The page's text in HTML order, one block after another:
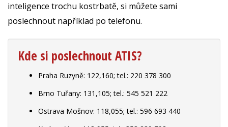
inteligence trochu kostrbatě, si můžete sami
poslechnout například po telefonu.
Kde si poslechnout ATIS?
Praha Ruzyně: 122,160; tel.: 220 378 300
Brno Tuřany: 131,105; tel.: 545 521 222
Ostrava Mošnov: 118,055; tel.: 596 693 440